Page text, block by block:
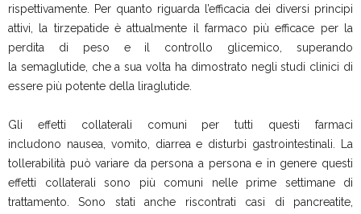
rispettivamente. Per quanto riguarda l’efficacia dei diversi principi
attivi, la tirzepatide è attualmente il farmaco più efficace per la
perdita di peso e il controllo glicemico, superando
la semaglutide, che a sua volta ha dimostrato negli studi clinici di
essere più potente della liraglutide.
Gli effetti collaterali comuni per tutti questi farmaci
includono nausea, vomito, diarrea e disturbi gastrointestinali. La
tollerabilità può variare da persona a persona e in genere questi
effetti collaterali sono più comuni nelle prime settimane di
trattamento. Sono stati anche riscontrati casi di pancreatite,